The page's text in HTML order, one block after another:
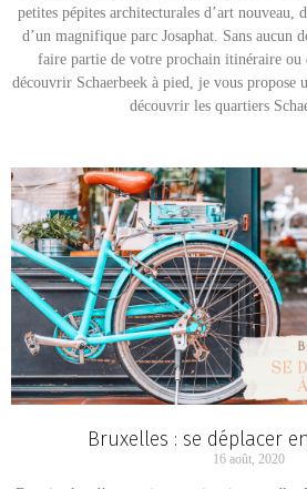
petites pépites architecturales d’art nouveau,
d’un magnifique parc Josaphat. Sans aucun
faire partie de votre prochain itinéraire ou
découvrir Schaerbeek à pied, je vous propose
découvrir les quartiers
Bruxelles : se déplacer
16 août, 2020